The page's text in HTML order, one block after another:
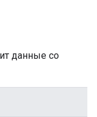
данные со